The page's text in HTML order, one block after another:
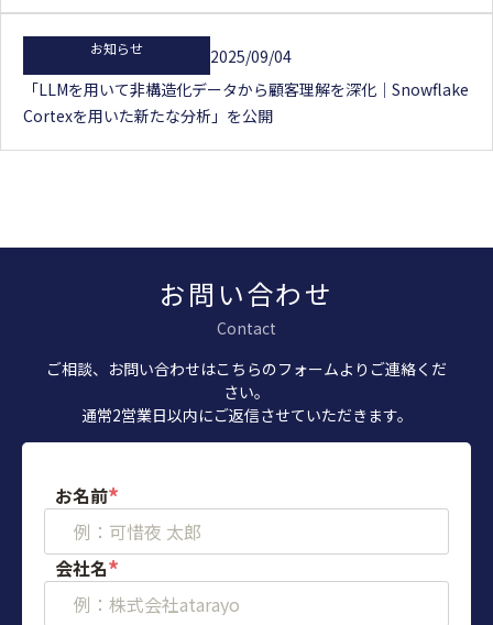
お知らせ
2025/09/04
「LLMを用いて非構造化データから顧客理解を深化｜Snowflake
Cortexを用いた新たな分析」を公開
お問い合わせ
Contact
ご相談、お問い合わせはこちらのフォームよりご連絡くだ
さい。
通常2営業日以内にご返信させていただきます。
お名前*
会社名*